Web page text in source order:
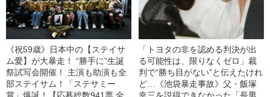
《祝59歳》日本中の【ステイサ
ム愛】が大暴走！ “勝手に”生誕
祭試写会開催！ 主演も助演も全
部ステイサム！「ステサミー
「トヨタの非を認める判決が出
る可能性は、限りなくゼロ」裁
判で“勝ち目がない”と伝えたけれ
ど…《池袋暴走事故》父・飯塚